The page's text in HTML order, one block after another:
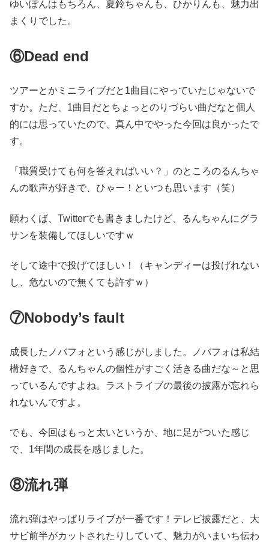
ゆいぽんはもちろん、夏鈴ちゃんも、ひかりんも、魅力出
まくりでした。
⑥Dead end
ツアーとかミニライブだと1曲目にやっていたじゃないで
すか。ただ、1曲目だとちょっとのりづらい曲だなと個人
的には思っていたので、真ん中でやった今回は良かったで
す。
「職質受けても何を答えればいい？」のところのるんちゃ
んの歌声が好きで、ひゃー！といつも思います（笑）
願わくば、Twitterでも書きましたけど、るんちゃんにグラ
サンを装備してほしいですｗ
そして途中で投げてほしい！（キャンディーは投げれない
し、危ないので無くても許すｗ）
⑦Nobody’s fault
成長したノバフォという感じがしました。ノバフォは私結
構好きで、るんちゃんの個性がすごく活きる曲だな～と思
っているんですよね。ラストライブの最後の披露が忘れら
れないんですよ。
でも、今回はもっと太いというか、地に足がついた感じ
で、1年間の成長を感じました。
⑧流れ弾
流れ弾はやっぱりライブが一番です！テレビ披露だと、大
サビ前半がカットされたりしていて、魅力がいまいち伝わ